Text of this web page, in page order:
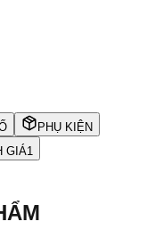
PHỤ KIỆN
GIÁ1